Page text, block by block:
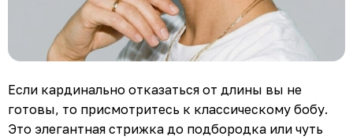
Если кардинально отказаться от длины вы не
готовы, то присмотритесь к классическому бобу.
Это элегантная стрижка до подбородка или чуть